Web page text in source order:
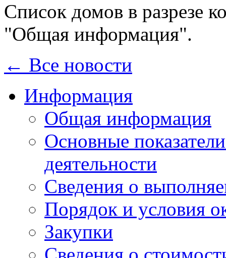
Список домов в разрезе
"Общая информация".
← Все новости
Информация
Общая информация
Основные
деятельности
Сведения о
Порядок и условия
Закупки